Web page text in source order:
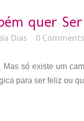
quer
Dias 0 Comments
só existe um
para ser feliz ou